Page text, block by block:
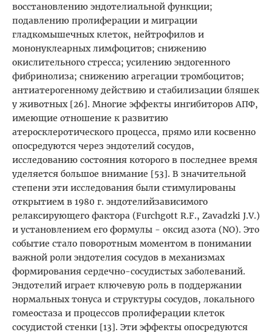
восстановлению эндотелиальной функции;
подавлению пролиферации и миграции
гладкомышечных клеток, нейтрофилов и
мононуклеарных лимфоцитов; снижению
окислительного стресса; усилению эндогенного
фибринолиза; снижению агрегации тромбоцитов;
антиатерогенному действию и стабилизации бляшек
у животных [26]. Многие эффекты ингибиторов АПФ,
имеющие отношение к развитию
атеросклеротического процесса, прямо или косвенно
опосредуются через эндотелий сосудов,
исследованию состояния которого в последнее время
уделяется большое внимание [53]. В значительной
степени эти исследования были стимулированы
открытием в 1980 г. эндотелийзависимого
релаксирующего фактора (Furchgott R.F., Zavadzki J.V.)
и установлением его формулы - оксид азота (NO). Это
событие стало поворотным моментом в понимании
важной роли эндотелия сосудов в механизмах
формирования сердечно-сосудистых заболеваний.
Эндотелий играет ключевую роль в поддержании
нормальных тонуса и структуры сосудов, локального
гомеостаза и процессов пролиферации клеток
сосудистой стенки [13]. Эти эффекты опосредуются